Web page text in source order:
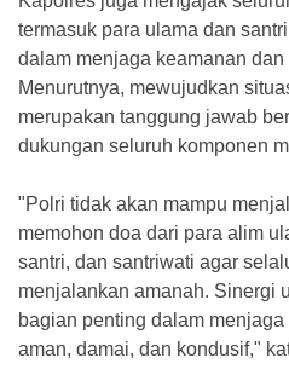
termasuk para ulama dan
dalam menjaga keamanan
Menurutnya, mewujudkan
merupakan tanggung jawab
dukungan seluruh komponen
"Polri tidak akan mampu
memohon doa dari para alim
santri, dan santriwati agar
menjalankan amanah. Sinergi
bagian penting dalam
aman, damai, dan kondusif,"